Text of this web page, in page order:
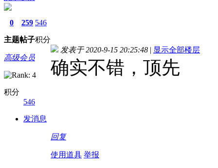
0
主题
259
帖子
546
积分
高级会员
积分
546
发消息
发表于 2020-9-15 20:25:48 | 显示全部楼层
确实不错，顶先
回复
使用道具 举报